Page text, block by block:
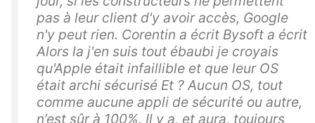
pas à leur client d'y avoir accès, Google
n'y peut rien. Corentin a écrit Bysoft a écrit
Alors la j'en suis tout ébaubi je croyais
qu'Apple était infaillible et que leur OS
était archi sécurisé Et ? Aucun OS, tout
comme aucune appli de sécurité ou autre,
n’est sûr à 100%. Il y a, et aura, toujours